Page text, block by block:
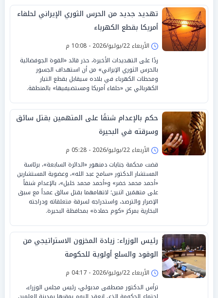
تهديد جديد من الحرس الثوري الإيراني لحلفاء
أمريكا بقطع الكهرباء
الأربعاء 22/يوليو/2026 - 10:08 م
ردًا على التهديدات الأخيرة، حذر قائد «القوة الجوفضائية
بالحرس الثوري الإيراني» من أن استهداف الجسور
ومحطات الكهرباء في بلاده سيقابل بقطع التيار
الكهربائي عن «حلفاء أمريكا ومستضيفيها» بالمنطقة.
حكم بالإعدام شنقًا على المتهمين بقتل سائق
وسرقته في البحيرة
الأربعاء 22/يوليو/2026 - 05:28 م
قضت محكمة جنايات دمنهور «الدائرة السابعة»، برئاسة
المستشار الدكتور «سامح عبد الله»، وعضوية المستشارين
«أحمد محمد خضر» و«أحمد محمد خليل»، بالإعدام شنقاً
على متهمَين اثنين؛ لاتهامهما بقتل سائق عمداً مع سبق
الإصرار والترصد، واستدراجه لسرقة متعلقاته ودراجته
البخارية بمركز «كوم حمادة» بمحافظة البحيرة.
رئيس الوزراء: زيادة المخزون الاستراتيجي من
الوقود والسلع أولوية للحكومة
الأربعاء 22/يوليو/2026 - 04:17 م
ترأس الدكتور مصطفى مدبولي، رئيس مجلس الوزراء،